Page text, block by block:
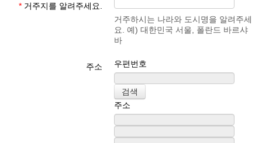
* 거주지를 알려주세요.
거주하시는 나라와 도시명을 알려주세
요. 예) 대한민국 서울, 폴란드 바르샤
바
주소 우편번호
주소